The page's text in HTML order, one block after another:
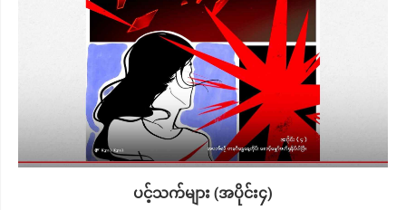
ပင့်သက်များ (အပိုင်း၄)